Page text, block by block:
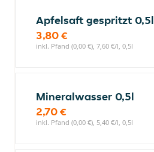
Apfelsaft gespritzt 0,5l
3,80 €
inkl. Pfand (0,00 €), 7,60 €/l, 0,5l
Mineralwasser 0,5l
2,70 €
inkl. Pfand (0,00 €), 5,40 €/l, 0,5l